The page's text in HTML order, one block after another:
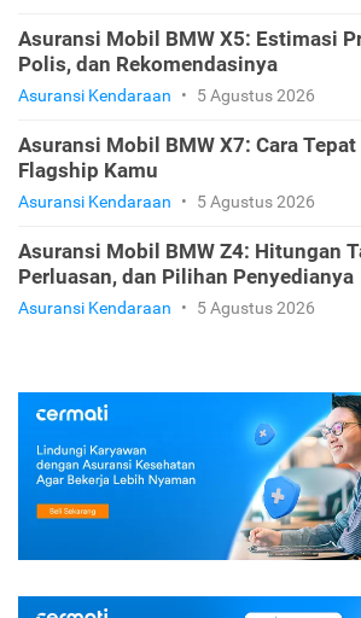
Asuransi Mobil BMW X5: Estimasi
Polis, dan Rekomendasinya
Asuransi Kendaraan • 5 Agustus 2026
Asuransi Mobil BMW X7: Cara
Flagship Kamu
Asuransi Kendaraan • 5 Agustus 2026
Asuransi Mobil BMW Z4: Hitungan
Perluasan, dan Pilihan Penyedianya
Asuransi Kendaraan • 5 Agustus 2026